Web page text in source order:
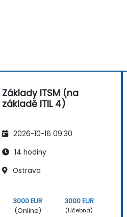
Základy ITSM (na
základě ITIL 4)
2026-10-16 09:30
14 hodiny
Ostrava
3000 EUR
(Online)
3000 EUR
(Učebna)